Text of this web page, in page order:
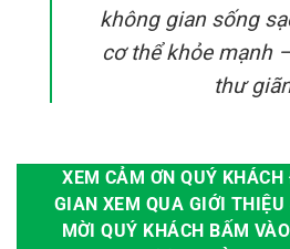
không gian sống
cơ thể khỏe mạnh
thư
XEM CẢM ƠN QUÝ KHÁCH
GIAN XEM QUA GIỚI
MỜI QUÝ KHÁCH BẤM